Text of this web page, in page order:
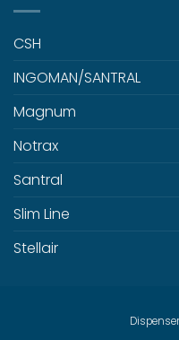
CSH
INGOMAN/SANTRAL
Magnum
Notrax
Santral
Slim Line
Stellair